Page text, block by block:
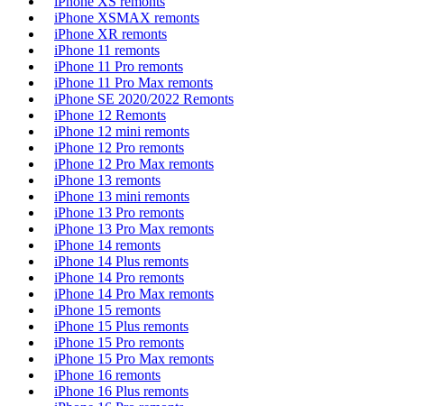
iPhone XSMAX remonts
iPhone XR remonts
iPhone 11 remonts
iPhone 11 Pro remonts
iPhone 11 Pro Max remonts
iPhone SE 2020/2022 Remonts
iPhone 12 Remonts
iPhone 12 mini remonts
iPhone 12 Pro remonts
iPhone 12 Pro Max remonts
iPhone 13 remonts
iPhone 13 mini remonts
iPhone 13 Pro remonts
iPhone 13 Pro Max remonts
iPhone 14 remonts
iPhone 14 Plus remonts
iPhone 14 Pro remonts
iPhone 14 Pro Max remonts
iPhone 15 remonts
iPhone 15 Plus remonts
iPhone 15 Pro remonts
iPhone 15 Pro Max remonts
iPhone 16 remonts
iPhone 16 Plus remonts